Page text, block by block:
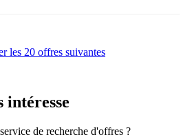
les 20 offres suivantes
intéresse
de recherche d'offres ?